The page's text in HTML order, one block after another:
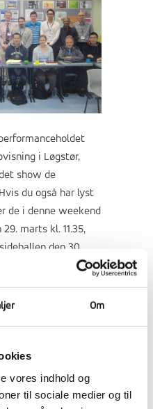
Om
vores indhold og
til sociale medier og til
i Løgstør,
show de
du også har lyst
de i denne weekend
marts kl. 11.35,
den 30.